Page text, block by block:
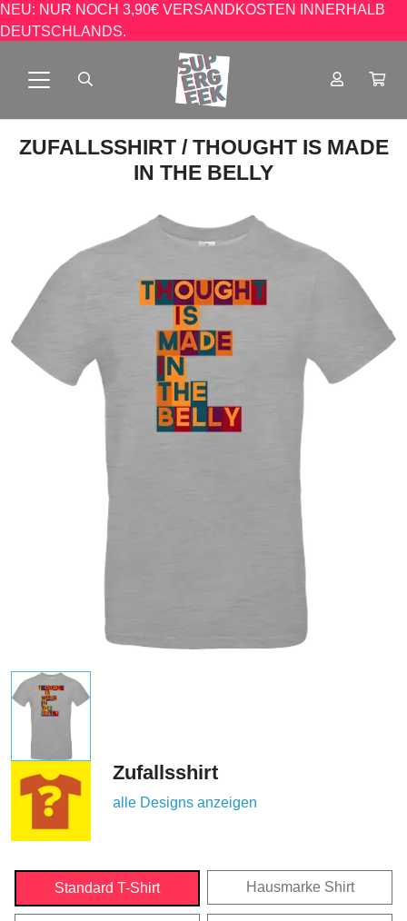
NEU: NUR NOCH 3,90€ VERSANDKOSTEN INNERHALB
DEUTSCHLANDS.
ZUFALLSSHIRT / THOUGHT IS MADE
IN THE BELLY
Zufallsshirt
alle Designs anzeigen
Standard T-Shirt Hausmarke Shirt